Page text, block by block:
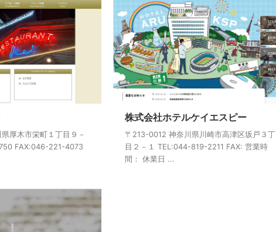
厚木市栄町１丁目９－
FAX:046-221-4073
株式会社ホテルケイエスピー
〒213-0012 神奈川県川崎市高津区坂戸３丁
目２－１ TEL:044-819-2211 FAX: 営業時
間： 休業日 ...